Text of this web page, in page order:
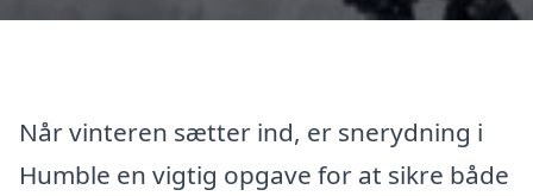
Når vinteren sætter ind, er snerydning i
Humble en vigtig opgave for at sikre både